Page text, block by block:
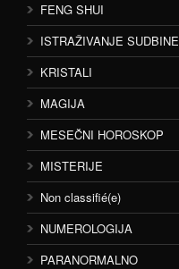
FENG SHUI
ISTRAŽIVANJE SUDBINE
KRISTALI
MAGIJA
MESEČNI HOROSKOP
MISTERIJE
Non classifié(e)
NUMEROLOGIJA
PARANORMALNO